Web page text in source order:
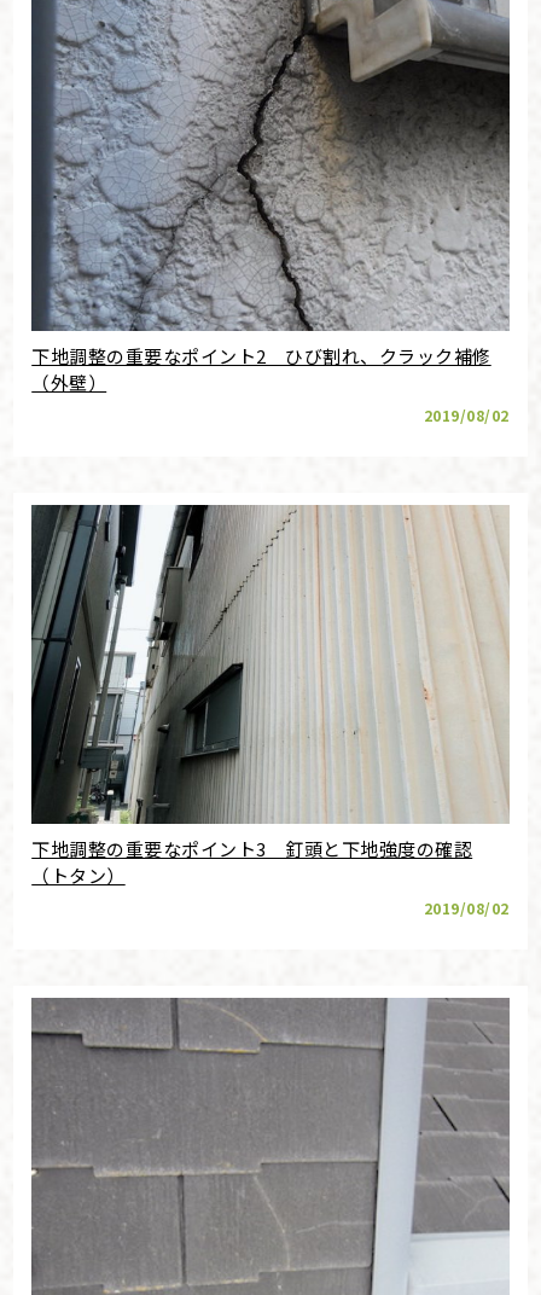
下地調整の重要なポイント2 ひび割れ、クラック補修
（外壁）
2019/08/02
下地調整の重要なポイント3 釘頭と下地強度の確認
（トタン）
2019/08/02